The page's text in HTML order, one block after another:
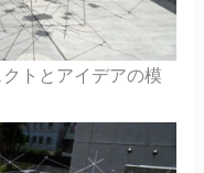
トとアイデアの模